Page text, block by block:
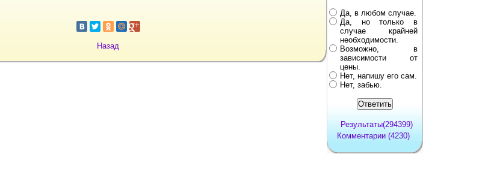
Назад
Да, в любом случае.
Да, но только в
случае крайней
необходимости.
Возможно, в
зависимости от
цены.
Нет, напишу его сам.
Нет, забью.
Результаты(294399)
Комментарии (4230)